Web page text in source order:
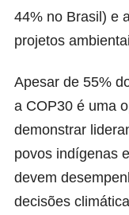
44% no Brasil) e
projetos
Apesar de 55%
a COP30 é uma
demonstrar
povos indígenas
devem
decisões